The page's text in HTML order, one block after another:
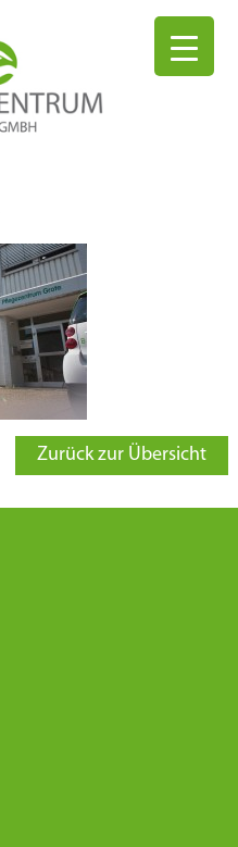
Zurück zur Übersicht